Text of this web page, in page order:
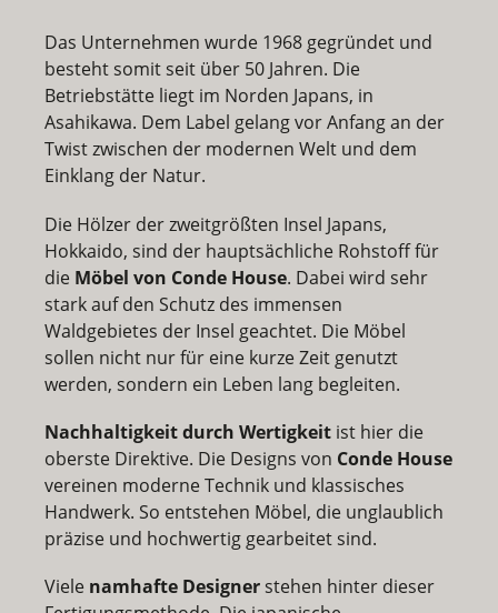
Das Unternehmen wurde 1968 gegründet und
besteht somit seit über 50 Jahren. Die
Betriebstätte liegt im Norden Japans, in
Asahikawa. Dem Label gelang vor Anfang an der
Twist zwischen der modernen Welt und dem
Einklang der Natur.
Die Hölzer der zweitgrößten Insel Japans,
Hokkaido, sind der hauptsächliche Rohstoff für
die Möbel von Conde House. Dabei wird sehr
stark auf den Schutz des immensen
Waldgebietes der Insel geachtet. Die Möbel
sollen nicht nur für eine kurze Zeit genutzt
werden, sondern ein Leben lang begleiten.
Nachhaltigkeit durch Wertigkeit ist hier die
oberste Direktive. Die Designs von Conde House
vereinen moderne Technik und klassisches
Handwerk. So entstehen Möbel, die unglaublich
präzise und hochwertig gearbeitet sind.
Viele namhafte Designerstehen hinter dieser